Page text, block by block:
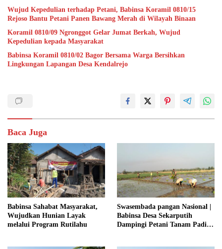
Wujud Kepedulian terhadap Petani, Babinsa Koramil 0810/15
Rejoso Bantu Petani Panen Bawang Merah di Wilayah Binaan
Koramil 0810/09 Ngronggot Gelar Jumat Berkah, Wujud
Kepedulian kepada Masyarakat
Babinsa Koramil 0810/02 Bagor Bersama Warga Bersihkan
Lingkungan Lapangan Desa Kendalrejo
Baca Juga
Babinsa Sahabat Masyarakat,
Wujudkan Hunian Layak
melalui Program Rutilahu
Swasembada pangan Nasional |
Babinsa Desa Sekarputih
Dampingi Petani Tanam Padi,